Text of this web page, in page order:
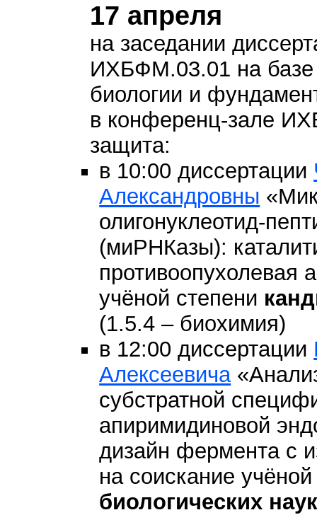
17 апреля
на заседании
ИХБФМ.03.01 на базе
биологии и
в конференц-зале
защита:
в 10:00 диссертации
Александровны
олигонуклеотид-
(миРНКазы):
противоопухолевая
учёной степени
(1.5.4 – биохимия)
в 12:00 диссертации
Алексеевича
субстратной
апиримидиновой
дизайн фермента с
на соискание
биологических